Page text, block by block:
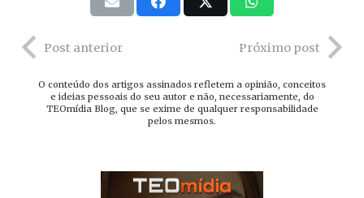
Post anterior Próximo post
O conteúdo dos artigos assinados refletem a opinião, conceitos
e ideias pessoais do seu autor e não, necessariamente, do
TEOmídia Blog, que se exime de qualquer responsabilidade
pelos mesmos.